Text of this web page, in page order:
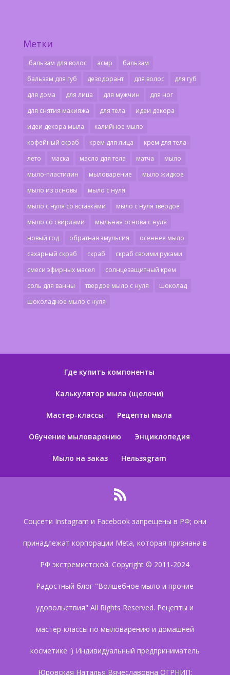
Метки
.бальзам для волос асмр
бальзам
бальзам для губ
дезодорант для волос
для губ
для дома
для лица для мужчин
для ног
для снятия макияжа
для тела
идеи декора
идеи декора мыла
калийное мыло
кофейный скраб
крем для лица
крем для тела
лето
маска масло для тела матча
мыло
мыло-пластилин
мыловарение
мыло жидкое
мыло из основы
мыло с нуля
мыло с нуля со вставками
мыло с нуля твердое
мыло со свирлами
мыльная основа с нуля
новый год
обратная эмульсия
осеннее мыло
сахарный скраб
скраб
скраб своими руками
смеси эфирных масел
солнцезащитный крем
соль для ванны
твердое мыло с нуля
шоколад
шоколадное мыло с нуля
Где купить компоненты
Калькулятор мыла (щелочи)
Мастер-классы Рецепты мыла
Обучение мыловарению Энциклопедия
Мыло на заказ Нельзяgram
Соцсети Instagram и Facebook запрещены в РФ; они
принадлежат корпорации Meta, которая признана в
РФ экстремистской. Copyright © 2011-2024
Радостный блог "Волшебное мыло и прочие
удовольствия" All Rights Reserved. Рецепты и
мастер-классы по мыловарению и домашней
косметике :) Индивидуальный предприниматель
Юровская Наталья Вячеславовна ОГРНИП: